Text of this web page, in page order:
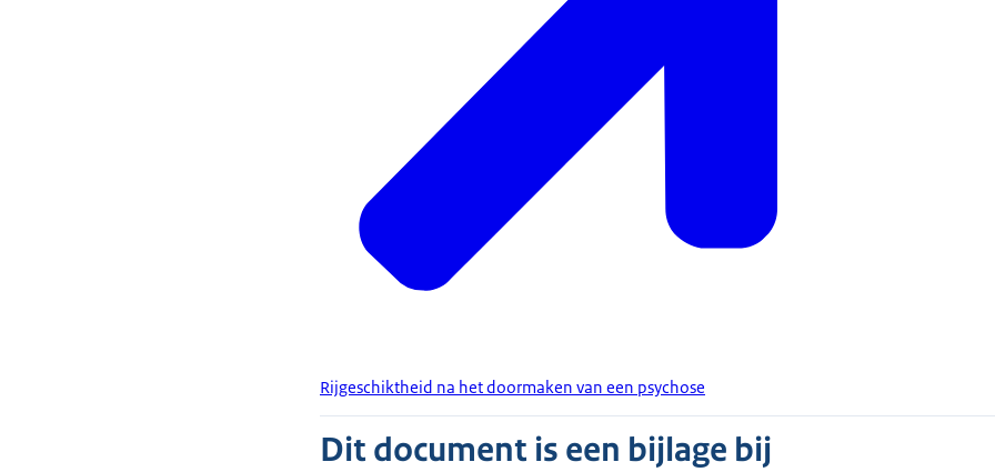
Rijgeschiktheid na het doormaken van een psychose
Dit document is een bijlage bij